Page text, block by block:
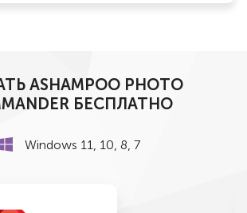
ASHAMPOO PHOTO
БЕСПЛАТНО
Windows 11, 10, 8, 7